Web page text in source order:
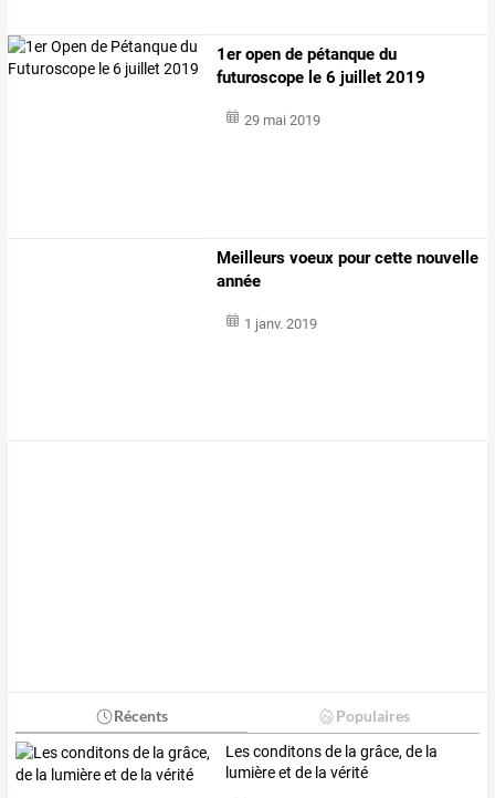
1er open de pétanque du
futuroscope le 6 juillet 2019
29 mai 2019
Meilleurs voeux pour cette nouvelle
année
1 janv. 2019
Récents Populaires
Les conditons de la grâce, de la
lumière et de la vérité